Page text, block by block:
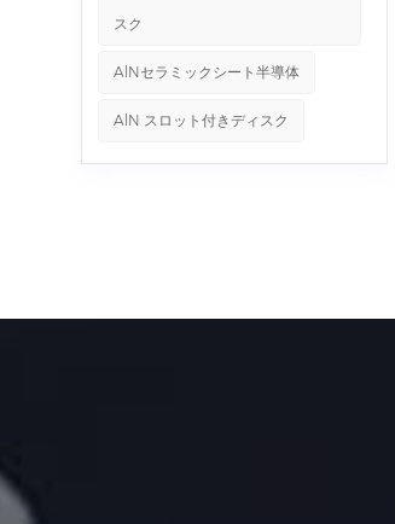
スク
AlNセラミックシート半導体
AlN スロット付きディスク